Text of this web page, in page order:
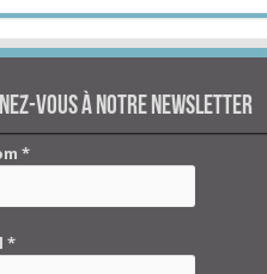
vous à notre newsletter
*
*